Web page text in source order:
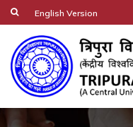
English Version